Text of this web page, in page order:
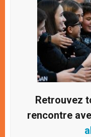
Retrouvez
rencontre